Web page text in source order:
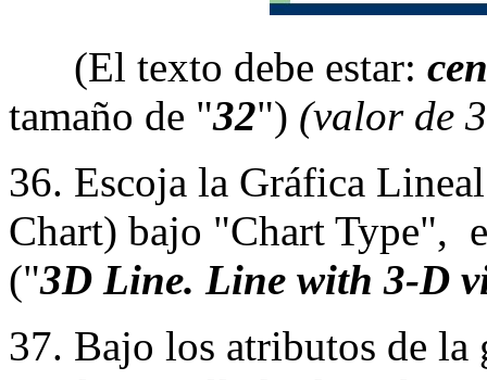
(El texto debe estar:
tamaño de "32") (valor de
36. Escoja la Gráfica
Chart) bajo "Chart Type",
("3D Line. Line with 3-D
37. Bajo los atributos de